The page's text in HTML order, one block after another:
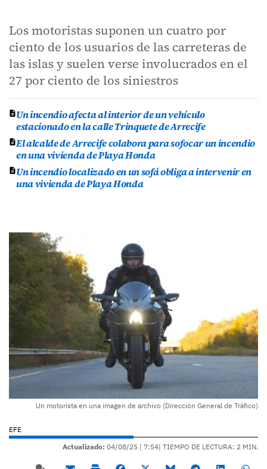
Los motoristas suponen un cuatro por
ciento de los usuarios de las carreteras de
las islas y suelen verse involucrados en el
27 por ciento de los siniestros
Un incendio afecta al interior de un vehículo
estacionado en la calle Trinquete de Arrecife
El alcalde de Arrecife colabora para sofocar un incendio
en una vivienda de Playa Honda
Un incendio localizado en un sofá obliga a intervenir en
una vivienda de Playa Honda
Un motorista en una imagen de archivo (Dirección General de Tráfico)
EFE
Actualizado: 04/08/25 | 7:54| TIEMPO DE LECTURA: 2 MIN.